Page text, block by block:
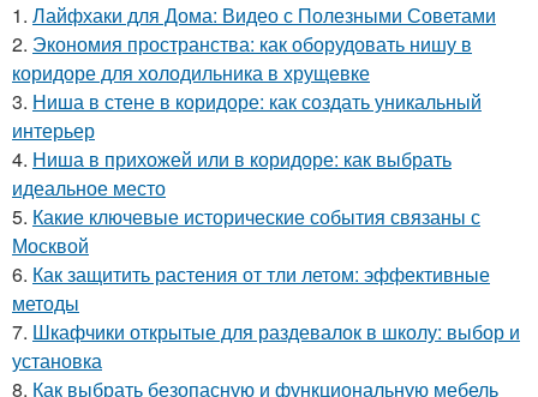
1. Лайфхаки для Дома: Видео с Полезными Советами
2. Экономия пространства: как оборудовать нишу в
коридоре для холодильника в хрущевке
3. Ниша в стене в коридоре: как создать уникальный
интерьер
4. Ниша в прихожей или в коридоре: как выбрать
идеальное место
5. Какие ключевые исторические события связаны с
Москвой
6. Как защитить растения от тли летом: эффективные
методы
7. Шкафчики открытые для раздевалок в школу: выбор и
установка
8. Как выбрать безопасную и функциональную мебель